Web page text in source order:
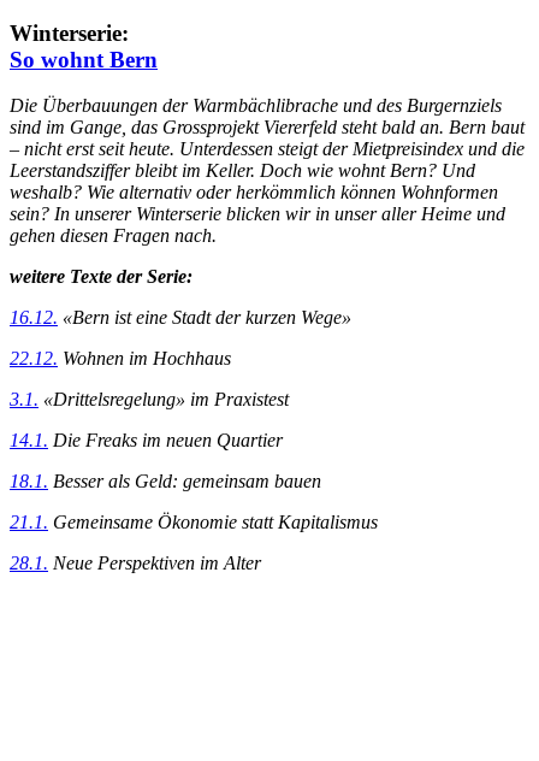
Winterserie:
So wohnt Bern
Die Überbauungen der Warmbächlibrache und des Burgernziels
sind im Gange, das Grossprojekt Viererfeld steht bald an. Bern baut
– nicht erst seit heute. Unterdessen steigt der Mietpreisindex und die
Leerstandsziffer bleibt im Keller. Doch wie wohnt Bern? Und
weshalb? Wie alternativ oder herkömmlich können Wohnformen
sein? In unserer Winterserie blicken wir in unser aller Heime und
gehen diesen Fragen nach.
weitere Texte der Serie:
16.12. «Bern ist eine Stadt der kurzen Wege»
22.12. Wohnen im Hochhaus
3.1. «Drittelsregelung» im Praxistest
14.1. Die Freaks im neuen Quartier
18.1. Besser als Geld: gemeinsam bauen
21.1. Gemeinsame Ökonomie statt Kapitalismus
28.1. Neue Perspektiven im Alter